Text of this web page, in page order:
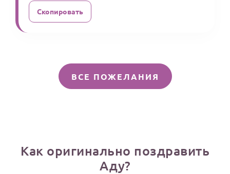
Скопировать
ВСЕ ПОЖЕЛАНИЯ
Как оригинально поздравить
Аду?